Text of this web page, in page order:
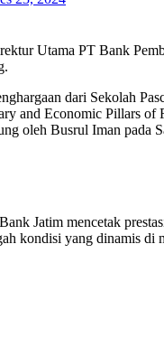
Utama PT Bank
and Economic Pillars
oleh Busrul Iman pada
Jatim mencetak
kondisi yang dinamis di